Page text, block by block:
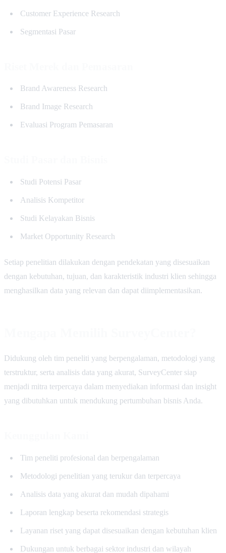
Customer Experience Research
Segmentasi Pasar
Brand Awareness Research
Brand Image Research
Evaluasi Program Pemasaran
Studi Potensi Pasar
Analisis Kompetitor
Studi Kelayakan Bisnis
Market Opportunity Research
Setiap penelitian dilakukan dengan pendekatan yang disesuaikan
dengan kebutuhan, tujuan, dan karakteristik industri klien sehingga
menghasilkan data yang relevan dan dapat diimplementasikan.
Didukung oleh tim peneliti yang berpengalaman, metodologi yang
terstruktur, serta analisis data yang akurat, SurveyCenter siap
menjadi mitra terpercaya dalam menyediakan informasi dan insight
yang dibutuhkan untuk mendukung pertumbuhan bisnis Anda.
Tim peneliti profesional dan berpengalaman
Metodologi penelitian yang terukur dan terpercaya
Analisis data yang akurat dan mudah dipahami
Laporan lengkap beserta rekomendasi strategis
Layanan riset yang dapat disesuaikan dengan kebutuhan klien
Dukungan untuk berbagai sektor industri dan wilayah